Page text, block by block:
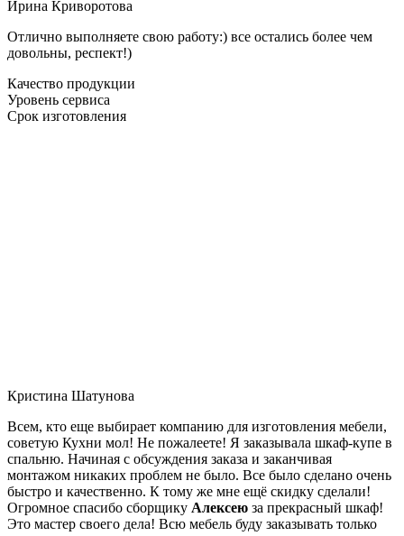
Ирина Криворотова
Отлично выполняете свою работу:) все остались более чем
довольны, респект!)
Качество продукции
Уровень сервиса
Срок изготовления
Кристина Шатунова
Всем, кто еще выбирает компанию для изготовления мебели,
советую Кухни мол! Не пожалеете! Я заказывала шкаф-купе в
спальню. Начиная с обсуждения заказа и заканчивая
монтажом никаких проблем не было. Все было сделано очень
быстро и качественно. К тому же мне ещё скидку сделали!
Огромное спасибо сборщику Алексею за прекрасный шкаф!
Это мастер своего дела! Всю мебель буду заказывать только